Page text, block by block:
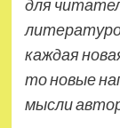
для
каждая
то новые
мысли